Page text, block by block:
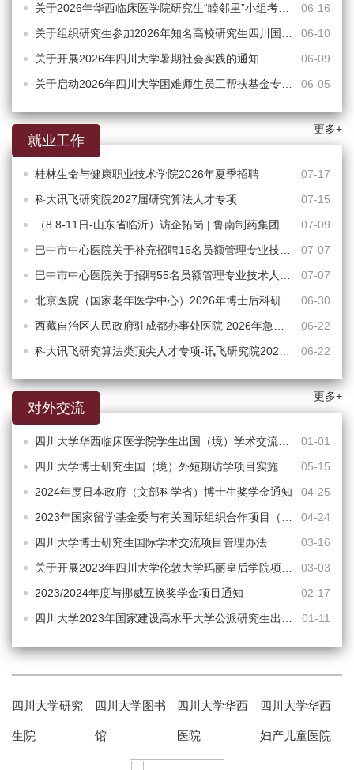
关于2026年华西临床医学院研究生“睦邻里”小组考核的通知
06-16
关于组织研究生参加2026年知名高校研究生四川国企实践活动的通知
06-10
关于开展2026年四川大学暑期社会实践的通知
06-09
关于启动2026年四川大学困难师生员工帮扶基金专项（学生）中期帮扶申报工作的通知
06-05
就业工作
更多+
桂林生命与健康职业技术学院2026年夏季招聘
07-17
科大讯飞研究院2027届研究算法人才专项
07-15
（8.8-11日-山东省临沂）访企拓岗 | 鲁南制药集团人才行
07-09
巴中市中心医院关于补充招聘16名员额管理专业技术人员的公告
07-07
巴中市中心医院关于招聘55名员额管理专业技术人员的公告
07-07
北京医院（国家老年医学中心）2026年博士后科研工作站招收科研型博士后公告
06-30
西藏自治区人民政府驻成都办事处医院 2026年急需紧缺人才引进公告
06-22
科大讯飞研究算法类顶尖人才专项-讯飞研究院2027届“飞星计划"正式启动
06-22
对外交流
更多+
四川大学华西临床医学院学生出国（境）学术交流基金资助实施办法
01-01
四川大学博士研究生国（境）外短期访学项目实施办法
05-15
2024年度日本政府（文部科学省）博士生奖学金通知
04-25
2023年国家留学基金委与有关国际组织合作项目（第一批）遴选通知
04-24
四川大学博士研究生国际学术交流项目管理办法
03-16
关于开展2023年四川大学伦敦大学玛丽皇后学院项目的通知
03-03
2023/2024年度与挪威互换奖学金项目通知
02-17
四川大学2023年国家建设高水平大学公派研究生出国项目实施通知
01-11
四川大学研究
生院
四川大学图书
馆
四川大学华西
医院
四川大学华西
妇产儿童医院